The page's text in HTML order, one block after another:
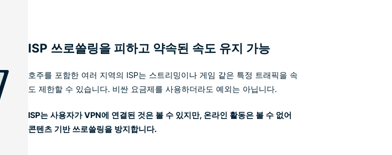
ISP 쓰로쓸링을 피하고 약속된 속도 유지 가능
호주를 포함한 여러 지역의 ISP는 스트리밍이나 게임 같은 특정 트래픽을 속
도 제한할 수 있습니다. 비싼 요금제를 사용하더라도 예외는 아닙니다.
ISP는 사용자가 VPN에 연결된 것은 볼 수 있지만, 온라인 활동은 볼 수 없어
콘텐츠 기반 쓰로쓸링을 방지합니다.